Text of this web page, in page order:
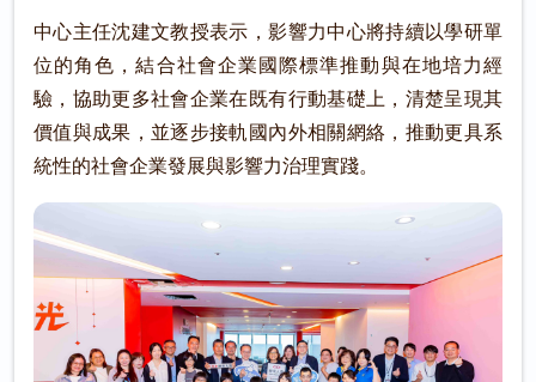
中心主任沈建文教授表示，影響力中心將持續以學研單
位的角色，結合社會企業國際標準推動與在地培力經
驗，協助更多社會企業在既有行動基礎上，清楚呈現其
價值與成果，並逐步接軌國內外相關網絡，推動更具系
統性的社會企業發展與影響力治理實踐。